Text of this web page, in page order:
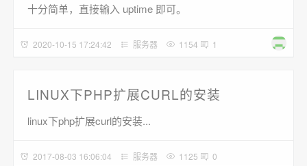
十分简单，直接输入 uptime 即可。
2020-10-15 17:24:42 服务器 1154 1
LINUX下PHP扩展CURL的安装
linux下php扩展curl的安装...
2017-08-03 16:06:04 服务器 1125 0